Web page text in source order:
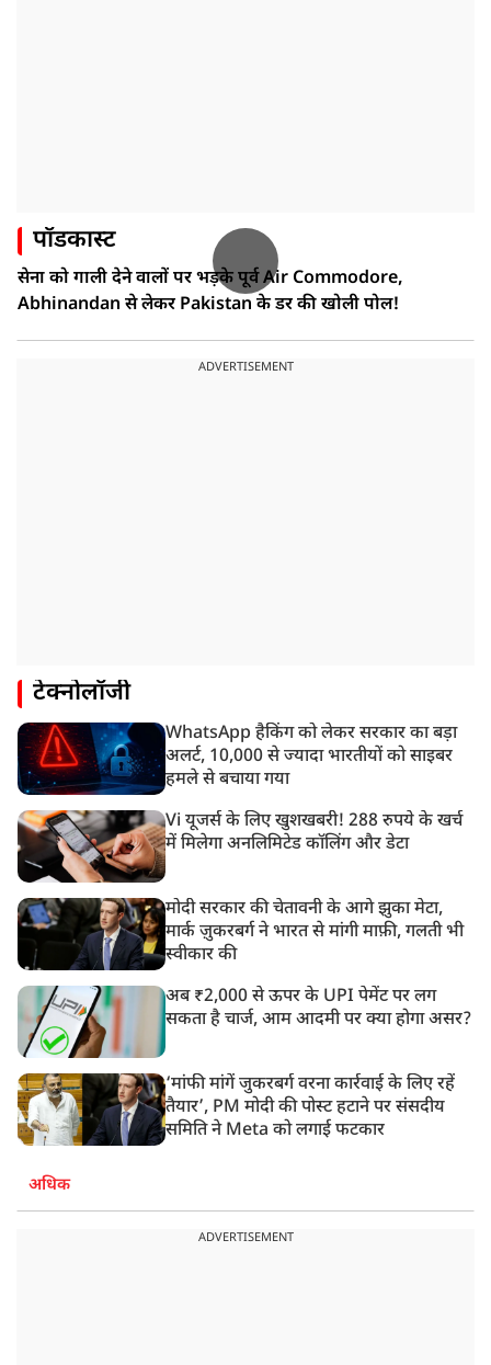
पॉडकास्ट
सेना को गाली देने वालों पर भड़के पूर्व Air Commodore,
Abhinandan से लेकर Pakistan के डर की खोली पोल!
ADVERTISEMENT
टेक्नोलॉजी
WhatsApp हैकिंग को लेकर सरकार का बड़ा
अलर्ट, 10,000 से ज्यादा भारतीयों को साइबर
हमले से बचाया गया
Vi यूजर्स के लिए खुशखबरी! 288 रुपये के खर्च
में मिलेगा अनलिमिटेड कॉलिंग और डेटा
मोदी सरकार की चेतावनी के आगे झुका मेटा,
मार्क ज़ुकरबर्ग ने भारत से मांगी माफ़ी, गलती भी
स्वीकार की
अब ₹2,000 से ऊपर के UPI पेमेंट पर लग
सकता है चार्ज, आम आदमी पर क्या होगा असर?
‘मांफी मांगें जुकरबर्ग वरना कार्रवाई के लिए रहें
तैयार’, PM मोदी की पोस्ट हटाने पर संसदीय
समिति ने Meta को लगाई फटकार
अधिक
ADVERTISEMENT